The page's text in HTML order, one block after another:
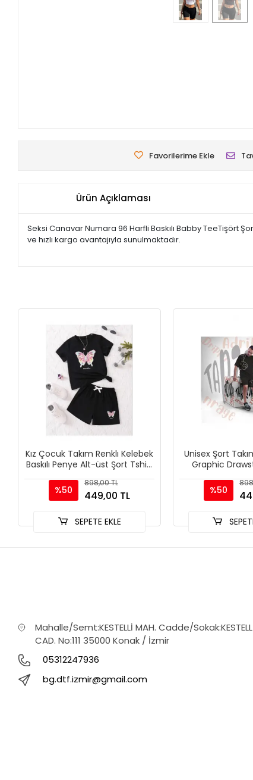
Favorilerime Ekle
Ürün Açıklaması
Seksi Canavar Numara 96 Harfli Baskılı Babby TeeTişört
ve hızlı kargo avantajıyla sunulmaktadır.
Kız Çocuk Takım Renklı Kelebek
Baskılı Penye Alt-üst Şort Tshirt
%50
898,00 TL
449,00 TL
SEPETE EKLE
Unisex Şort
Graphic
%50
Mahalle/Semt:KESTELLİ MAH. Cadde/
CAD. No:111 35000 Konak / İzmir
05312247936
bg.dtf.izmir@gmail.com